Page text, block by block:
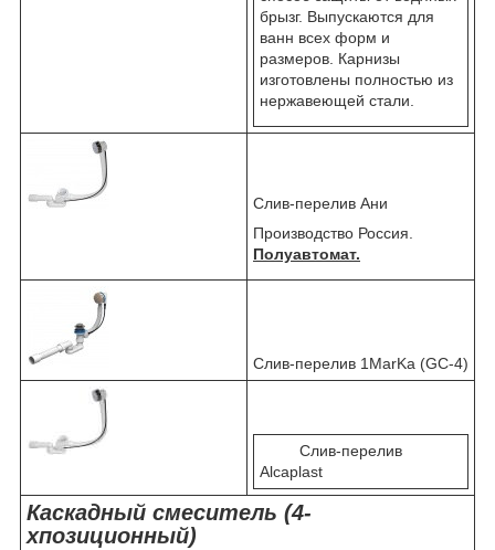
брызг. Выпускаются для
ванн всех форм и
размеров. Карнизы
изготовлены полностью из
нержавеющей стали.
Слив-перелив Ани
Производство Россия.
Полуавтомат.
Слив-перелив 1MarKa (GC-4)
Слив-перелив
Alcaplast
Каскадный смеситель (4-
хпозиционный)